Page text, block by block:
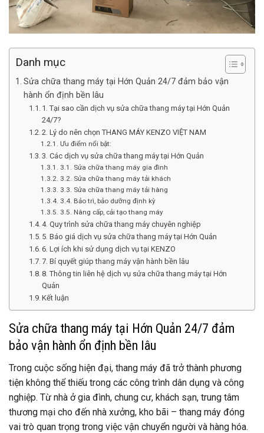
Danh mục
Sửa chữa thang máy tại Hớn Quản 24/7 đảm bảo vận
hành ổn định bền lâu
1. Tại sao cần dịch vụ sửa chữa thang máy tại Hớn Quản
24/7?
2. Lý do nên chọn THANG MÁY KENZO VIỆT NAM
Ưu điểm nổi bật:
3. Các dịch vụ sửa chữa thang máy tại Hớn Quản
3.1. Sửa chữa thang máy gia đình
3.2. Sửa chữa thang máy tải khách
3.3. Sửa chữa thang máy tải hàng
3.4. Bảo trì, bảo dưỡng định kỳ
3.5. Nâng cấp, cải tạo thang máy
4. Quy trình sửa chữa thang máy chuyên nghiệp
5. Báo giá dịch vụ sửa chữa thang máy tại Hớn Quản
6. Lợi ích khi sử dụng dịch vụ tại KENZO
7. Bí quyết giúp thang máy vận hành bền lâu
8. Thông tin liên hệ dịch vụ sửa chữa thang máy tại Hớn
Quản
Kết luận
Sửa chữa thang máy tại Hớn Quản 24/7 đảm
bảo vận hành ổn định bền lâu
Trong cuộc sống hiện đại, thang máy đã trở thành phương
tiện không thể thiếu trong các công trình dân dụng và công
nghiệp. Từ nhà ở gia đình, chung cư, khách sạn, trung tâm
thương mại cho đến nhà xưởng, kho bãi – thang máy đóng
vai trò quan trọng trong việc vận chuyển người và hàng hóa.